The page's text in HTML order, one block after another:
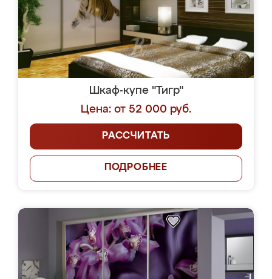
Шкаф-купе "Тигр"
Цена: от 52 000 руб.
РАССЧИТАТЬ
ПОДРОБНЕЕ